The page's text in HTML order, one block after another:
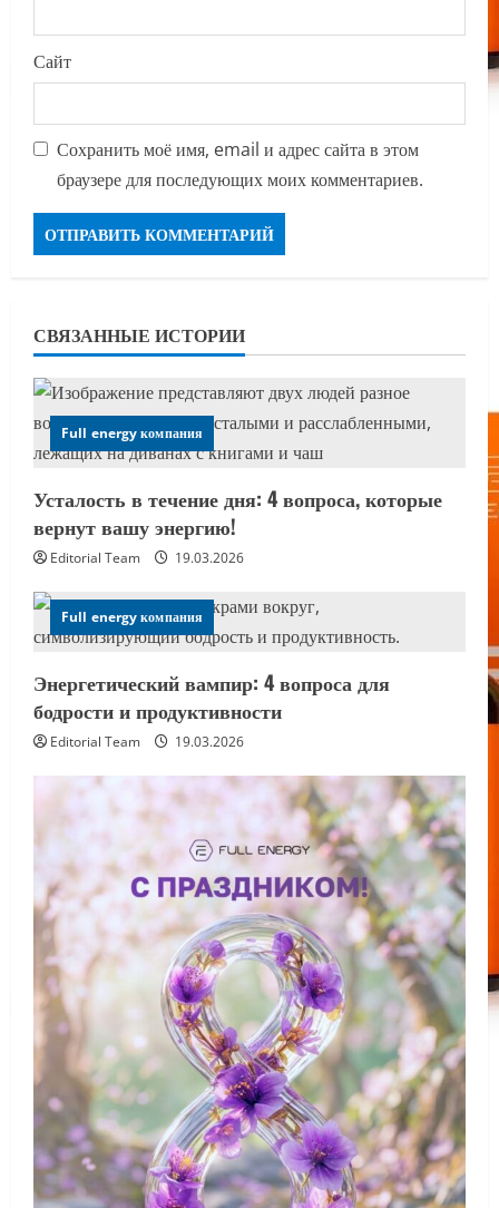
Сайт
Сохранить моё имя, email и адрес сайта в этом
браузере для последующих моих комментариев.
СВЯЗАННЫЕ ИСТОРИИ
Full energy компания
Усталость в течение дня: 4 вопроса, которые
вернут вашу энергию!
Editorial Team 19.03.2026
Full energy компания
Энергетический вампир: 4 вопроса для
бодрости и продуктивности
Editorial Team 19.03.2026